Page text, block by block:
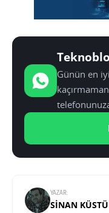
Günün en
YAZAR:
SINAN